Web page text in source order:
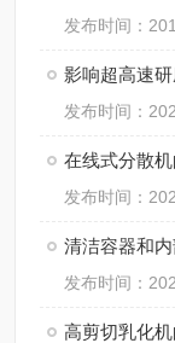
发布时间：
影响超高速
发布时间：
在线式分散
发布时间：
清洁容器和
发布时间：
高剪切乳化